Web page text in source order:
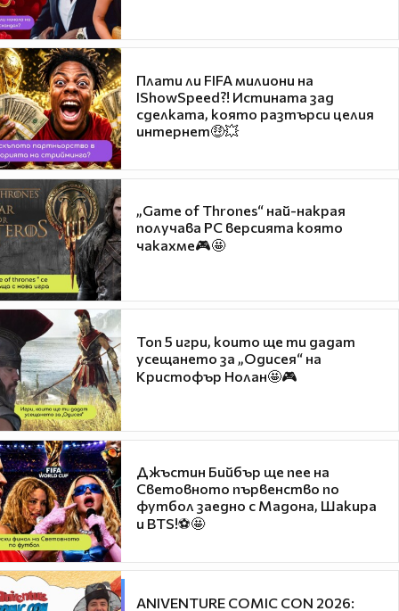
Плати ли FIFA милиони на
IShowSpeed?! Истината зад
сделката, която разтърси целия
интернет🤑💥
„Game of Thrones“ най-накрая
получава PC версията която
чакахме🎮🤩
Топ 5 игри, които ще ти дадат
усещането за „Одисея“ на
Кристофър Нолан🤩🎮
Джъстин Бийбър ще пее на
Световното първенство по
футбол заедно с Мадона, Шакира
и BTS!⚽🤩
ANIVENTURE COMIC CON 2026: